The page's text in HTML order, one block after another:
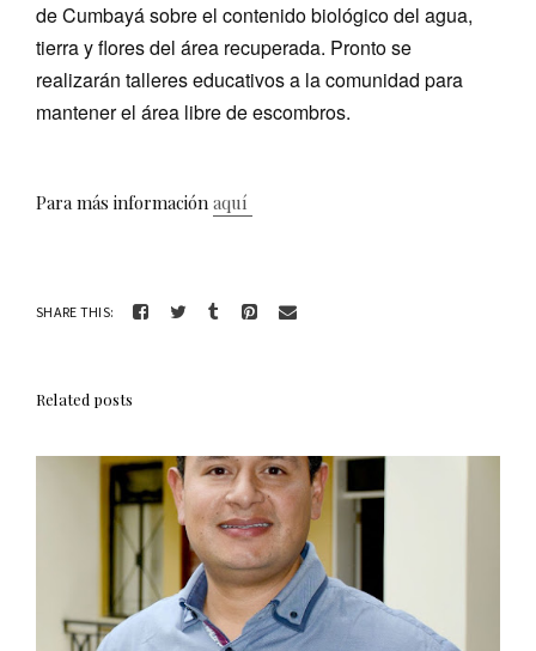
de Cumbayásobre el contenido biológico del agua,
tierra y flores del área recuperada. Pronto se
realizarán talleres educativos a la comunidad para
mantener el área libre de escombros.
Para más información aquí
SHARE THIS:
Related posts